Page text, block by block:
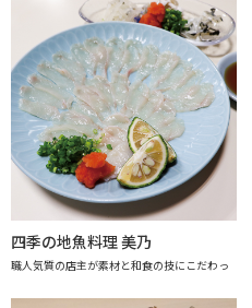
四季の地魚料理 美乃
職人気質の店主が素材と和食の技にこだわっ